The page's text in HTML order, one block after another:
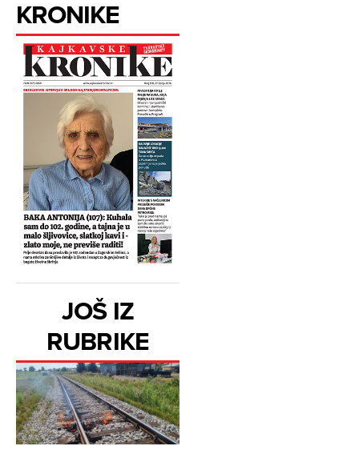
KRONIKE
JOŠ IZ
RUBRIKE